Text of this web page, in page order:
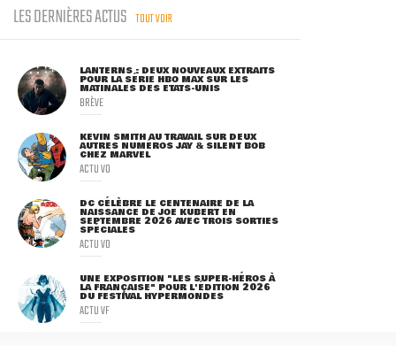
LES DERNIÈRES ACTUS TOUT VOIR
LANTERNS : DEUX NOUVEAUX EXTRAITS
POUR LA SÉRIE HBO MAX SUR LES
MATINALES DES ETATS-UNIS
BRÈVE
KEVIN SMITH AU TRAVAIL SUR DEUX
AUTRES NUMÉROS JAY & SILENT BOB
CHEZ MARVEL
ACTU VO
DC CÉLÈBRE LE CENTENAIRE DE LA
NAISSANCE DE JOE KUBERT EN
SEPTEMBRE 2026 AVEC TROIS SORTIES
SPÉCIALES
ACTU VO
UNE EXPOSITION "LES SUPER-HÉROS À
LA FRANÇAISE" POUR L'ÉDITION 2026
DU FESTIVAL HYPERMONDES
ACTU VF